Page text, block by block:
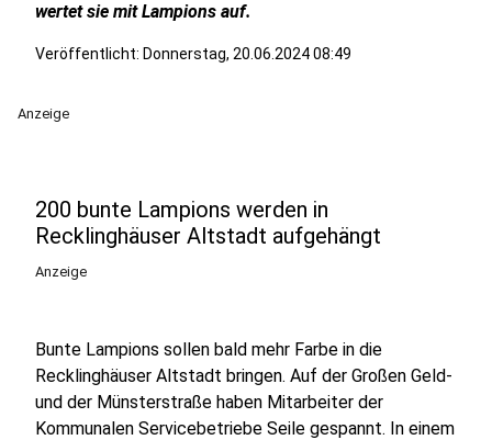
wertet sie mit Lampions auf.
Veröffentlicht: Donnerstag, 20.06.2024 08:49
Anzeige
200 bunte Lampions werden in
Recklinghäuser Altstadt aufgehängt
Anzeige
Bunte Lampions sollen bald mehr Farbe in die
Recklinghäuser Altstadt bringen. Auf der Großen Geld-
und der Münsterstraße haben Mitarbeiter der
Kommunalen Servicebetriebe Seile gespannt. In einem